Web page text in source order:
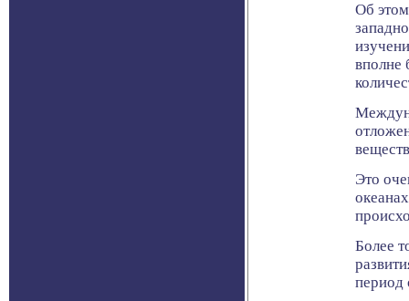
Об
вполне
Это
Более
период